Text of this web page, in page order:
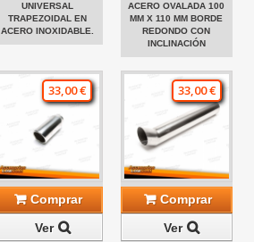
UNIVERSAL
TRAPEZOIDAL EN
ACERO INOXIDABLE.
ACERO OVALADA 100
MM X 110 MM BORDE
REDONDO CON
INCLINACIÓN
33,00 €
Comprar
Ver
33,00 €
Comprar
Ver